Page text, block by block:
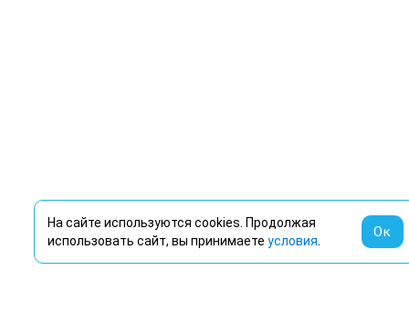
На сайте используются cookies. Продолжая
использовать сайт, вы принимаете условия
Ок